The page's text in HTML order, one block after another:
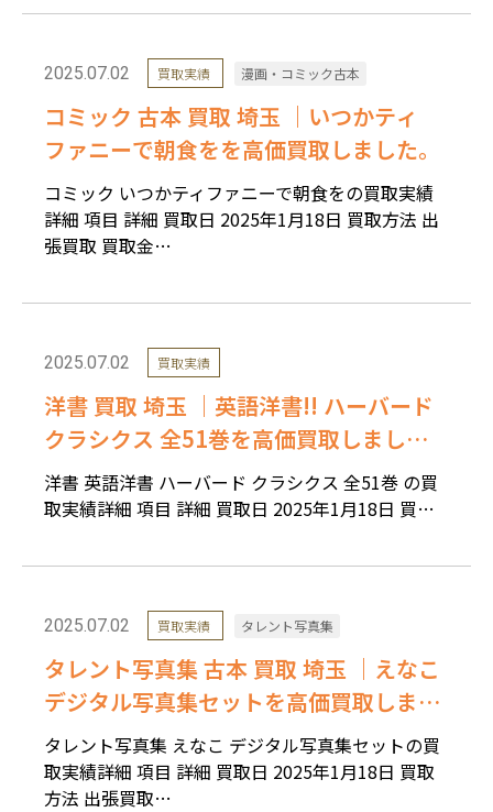
2025.07.02 買取実績 漫画・コミック古本
コミック 古本 買取 埼玉 ｜いつかティ
ファニーで朝食をを高価買取しました。
コミック いつかティファニーで朝食をの買取実績
詳細 項目 詳細 買取日 2025年1月18日 買取方法 出
張買取 買取金…
2025.07.02 買取実績
洋書 買取 埼玉 ｜英語洋書!! ハーバード
クラシクス 全51巻を高価買取しまし
た。
洋書 英語洋書 ハーバード クラシクス 全51巻 の買
取実績詳細 項目 詳細 買取日 2025年1月18日 買…
2025.07.02 買取実績 タレント写真集
タレント写真集 古本 買取 埼玉 ｜えなこ
デジタル写真集セットを高価買取しまし
た。
タレント写真集 えなこ デジタル写真集セットの買
取実績詳細 項目 詳細 買取日 2025年1月18日 買取
方法 出張買取…